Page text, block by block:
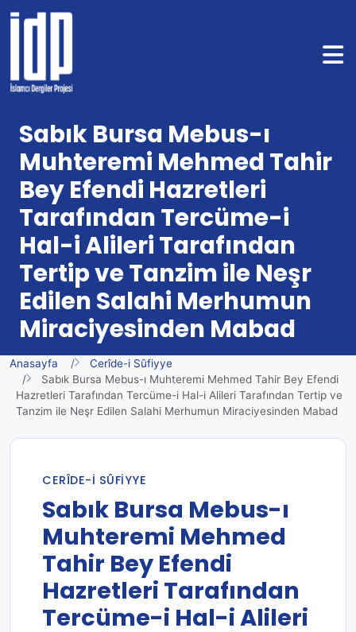
Sabık Bursa Mebus-ı
Muhteremi Mehmed Tahir
Bey Efendi Hazretleri
Tarafından Tercüme-i
Hal-i Alileri Tarafından
Tertip ve Tanzim ile Neşr
Edilen Salahi Merhumun
Miraciyesinden Mabad
Anasayfa
Cerîde-i Sûfiyye
Sabık Bursa Mebus-ı Muhteremi Mehmed Tahir Bey Efendi
Hazretleri Tarafından Tercüme-i Hal-i Alileri Tarafından Tertip ve
Tanzim ile Neşr Edilen Salahi Merhumun Miraciyesinden Mabad
CERÎDE-I SÛFIYYE
Sabık Bursa Mebus-ı
Muhteremi Mehmed
Tahir Bey Efendi
Hazretleri Tarafından
Tercüme-i Hal-i Alileri